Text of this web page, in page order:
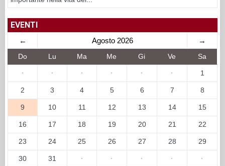
EVENTI
← Agosto 2026 →
Do Lu Ma Me Gi Ve Sa
· · · · · · 1
2 3 4 5 6 7 8
9 10 11 12 13 14 15
16 17 18 19 20 21 22
23 24 25 26 27 28 29
30 31 · · · · ·